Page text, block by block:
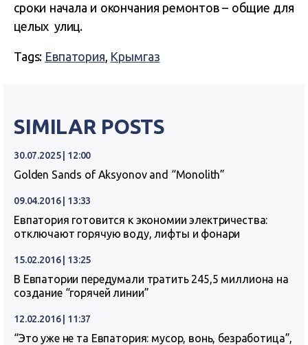
сроки начала и окончания ремонтов – общие для
целых улиц.
Tags: Евпатория, Крымгаз
SIMILAR POSTS
30.07.2025 | 12:00
Golden Sands of Aksyonov and “Monolith”
09.04.2016 | 13:33
Евпатория готовится к экономии электричества:
отключают горячую воду, лифты и фонари
15.02.2016 | 13:25
В Евпатории передумали тратить 245,5 миллиона на
создание “горячей линии”
12.02.2016 | 11:37
“Это уже не та Евпатория: мусор, вонь, безработица”,